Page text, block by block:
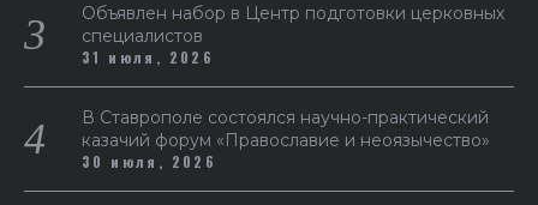
Объявлен набор в Центр подготовки церковных
специалистов
31 июля, 2026
В Ставрополе состоялся научно-практический
казачий форум «Православие и неоязычество»
30 июля, 2026